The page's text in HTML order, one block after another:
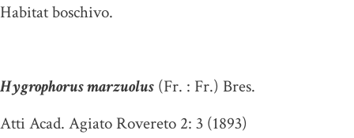
Habitat boschivo.
Hygrophorus marzuolus (Fr. : Fr.) Bres.
Atti Acad. Agiato Rovereto 2: 3 (1893)